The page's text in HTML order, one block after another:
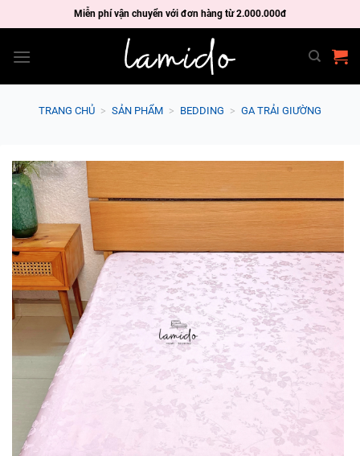
to
content
Miễn phí vận chuyển với đơn hàng từ 2.000.000đ
TRANG CHỦ > SẢN PHẨM > BEDDING > GA TRẢI GIƯỜNG